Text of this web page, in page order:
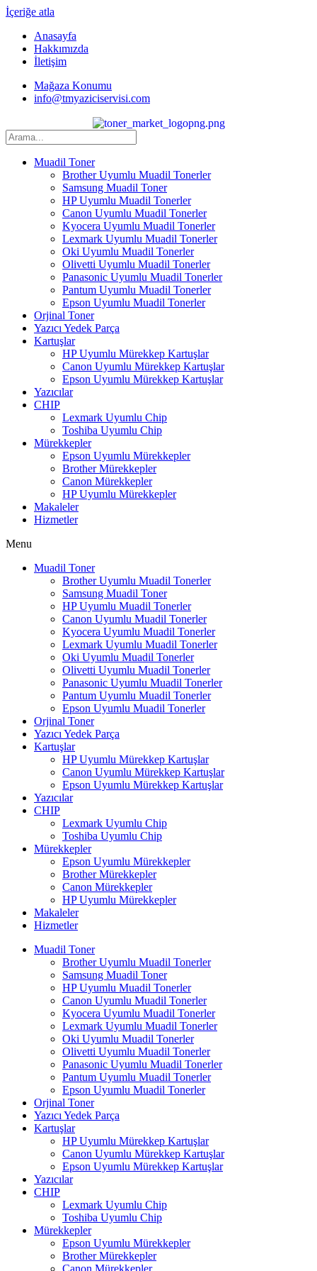
İçeriğe atla
Anasayfa
Hakkımızda
İletişim
Mağaza Konumu
info@tmyaziciservisi.com
Muadil Toner
Brother Uyumlu Muadil Tonerler
Samsung Muadil Toner
HP Uyumlu Muadil Tonerler
Canon Uyumlu Muadil Tonerler
Kyocera Uyumlu Muadil Tonerler
Lexmark Uyumlu Muadil Tonerler
Oki Uyumlu Muadil Tonerler
Olivetti Uyumlu Muadil Tonerler
Panasonic Uyumlu Muadil Tonerler
Pantum Uyumlu Muadil Tonerler
Epson Uyumlu Muadil Tonerler
Orjinal Toner
Yazıcı Yedek Parça
Kartuşlar
HP Uyumlu Mürekkep Kartuşlar
Canon Uyumlu Mürekkep Kartuşlar
Epson Uyumlu Mürekkep Kartuşlar
Yazıcılar
CHIP
Lexmark Uyumlu Chip
Toshiba Uyumlu Chip
Mürekkepler
Epson Uyumlu Mürekkepler
Brother Mürekkepler
Canon Mürekkepler
HP Uyumlu Mürekkepler
Makaleler
Hizmetler
Menu
Muadil Toner
Brother Uyumlu Muadil Tonerler
Samsung Muadil Toner
HP Uyumlu Muadil Tonerler
Canon Uyumlu Muadil Tonerler
Kyocera Uyumlu Muadil Tonerler
Lexmark Uyumlu Muadil Tonerler
Oki Uyumlu Muadil Tonerler
Olivetti Uyumlu Muadil Tonerler
Panasonic Uyumlu Muadil Tonerler
Pantum Uyumlu Muadil Tonerler
Epson Uyumlu Muadil Tonerler
Orjinal Toner
Yazıcı Yedek Parça
Kartuşlar
HP Uyumlu Mürekkep Kartuşlar
Canon Uyumlu Mürekkep Kartuşlar
Epson Uyumlu Mürekkep Kartuşlar
Yazıcılar
CHIP
Lexmark Uyumlu Chip
Toshiba Uyumlu Chip
Mürekkepler
Epson Uyumlu Mürekkepler
Brother Mürekkepler
Canon Mürekkepler
HP Uyumlu Mürekkepler
Makaleler
Hizmetler
Muadil Toner
Brother Uyumlu Muadil Tonerler
Samsung Muadil Toner
HP Uyumlu Muadil Tonerler
Canon Uyumlu Muadil Tonerler
Kyocera Uyumlu Muadil Tonerler
Lexmark Uyumlu Muadil Tonerler
Oki Uyumlu Muadil Tonerler
Olivetti Uyumlu Muadil Tonerler
Panasonic Uyumlu Muadil Tonerler
Pantum Uyumlu Muadil Tonerler
Epson Uyumlu Muadil Tonerler
Orjinal Toner
Yazıcı Yedek Parça
Kartuşlar
HP Uyumlu Mürekkep Kartuşlar
Canon Uyumlu Mürekkep Kartuşlar
Epson Uyumlu Mürekkep Kartuşlar
Yazıcılar
CHIP
Lexmark Uyumlu Chip
Toshiba Uyumlu Chip
Mürekkepler
Epson Uyumlu Mürekkepler
Brother Mürekkepler